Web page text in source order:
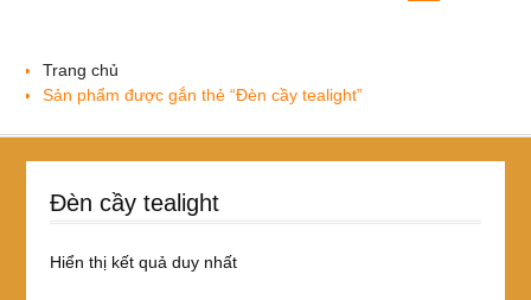
Trang chủ
Sản phẩm được gắn thẻ “Đèn cầy tealight”
Đèn cầy tealight
Hiển thị kết quả duy nhất